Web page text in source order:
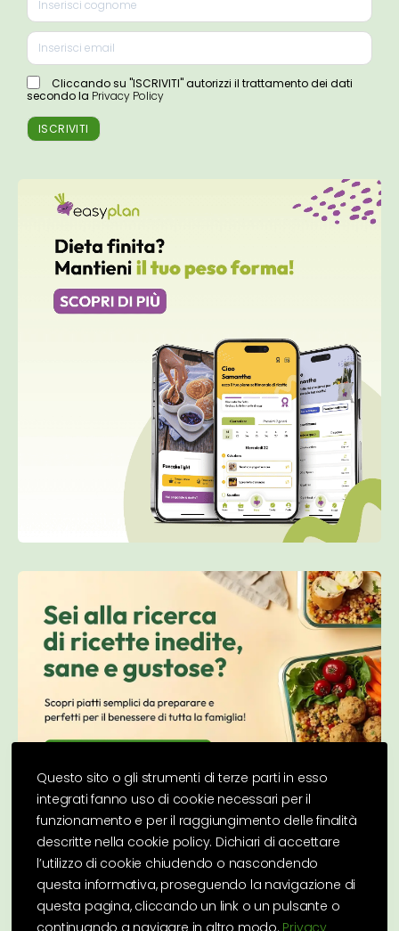
Cliccando su "ISCRIVITI" autorizzi il trattamento dei dati
secondo la Privacy Policy
Questo sito o gli strumenti di terze parti in esso
integrati fanno uso di cookie necessari per il
funzionamento e per il raggiungimento delle finalità
descritte nella cookie policy. Dichiari di accettare
l’utilizzo di cookie chiudendo o nascondendo
questa informativa, proseguendo la navigazione di
questa pagina, cliccando un link o un pulsante o
continuando a navigare in altro modo. Privacy